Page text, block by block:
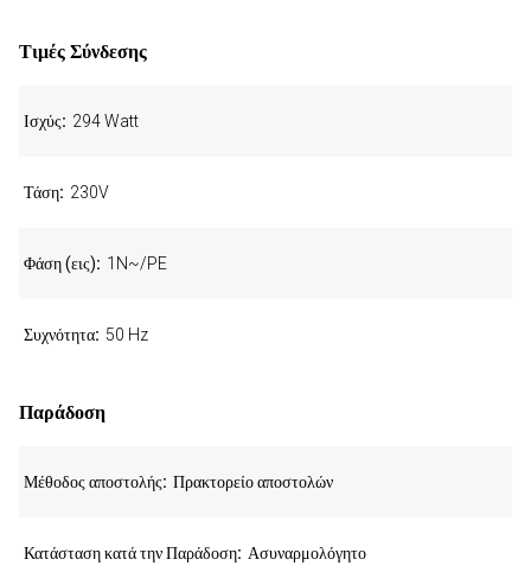
Τιμές Σύνδεσης
Ισχύς 294 Watt
Τάση 230V
Φάση (εις) 1N~/PE
Συχνότητα 50 Hz
Παράδοση
Μέθοδος αποστολής Πρακτορείο αποστολών
Κατάσταση κατά την Παράδοση Ασυναρμολόγητο